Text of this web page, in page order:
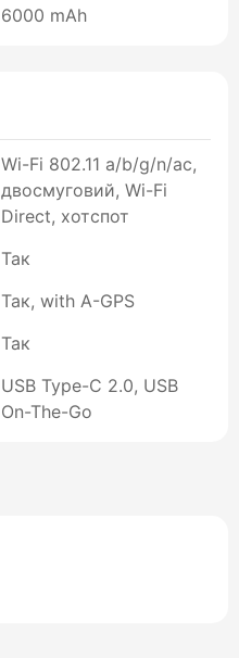
6000 mAh
Wi-Fi 802.11 a/b/g/n/ac,
двосмуговий, Wi-Fi
Direct, хотспот
Так
Так, with A-GPS
Так
USB Type-C 2.0, USB
On-The-Go